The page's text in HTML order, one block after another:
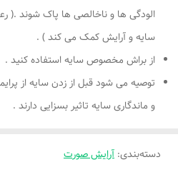
الودگی ها و ناخالصی ها پاک شوند .(
سایه و آرایش کمک می کند ) .
از براش مخصوص سایه استفاده کنید .
توصیه می شود قبل از زدن سایه از
و ماندگاری سایه تاثیر بسزایی دارند .
دسته‌بندی: آرایش صورت